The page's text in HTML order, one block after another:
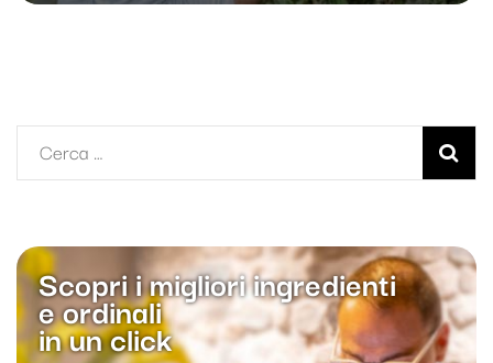
Ricerca
per:
Scopri i migliori ingredienti
e ordinali
in un click